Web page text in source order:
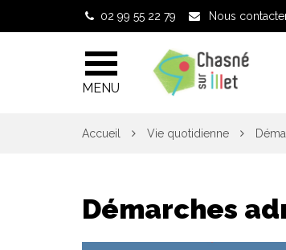
02 99 55 22 79 Nous
MENU
Accueil Vie quotidienne
Démarches